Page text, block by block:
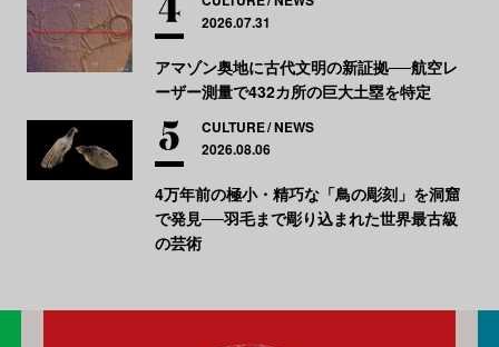
2026.07.31
アマゾン奥地に古代文明の新証拠──航空レ
ーザー測量で432カ所の巨大土塁を特定
CULTURE NEWS
2026.08.06
4万年前の極小・精巧な「鳥の彫刻」を洞窟
で発見──羽毛まで彫り込まれた世界最古級
の芸術